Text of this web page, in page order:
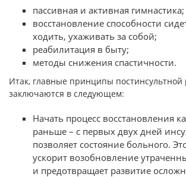
пассивная и активная гимнастика;
восстановление способности
ходить, ухаживать за собой;
реабилитация в быту;
методы снижения спастичности.
Итак, главные принципы постинсультной
заключаются в следующем:
Начать процесс восстановления
раньше – с первых двух дней
позволяет состояние больного.
ускорит возобновление
и предотвращает развитие